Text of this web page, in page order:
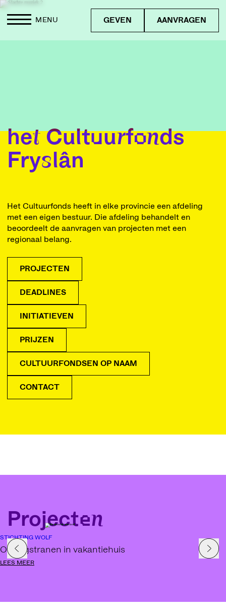
GEVEN AANVRAGEN
MENU
het Cultuurfonds
Fryslân
Het Cultuurfonds heeft in elke provincie een afdeling
met een eigen bestuur. Die afdeling behandelt en
beoordeelt de aanvragen van projecten met een
regionaal belang.
PROJECTEN
DEADLINES
INITIATIEVEN
PRIJZEN
CULTUURFONDSEN OP NAAM
CONTACT
Projecten
STICHTING WOLF
Oorlogstranen in vakantiehuis
LEES MEER